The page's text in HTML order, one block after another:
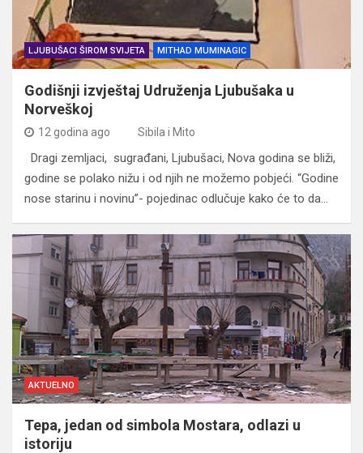
LJUBUŠACI ŠIROM SVIJETA MITHAD MUMINAGIC
Godišnji izvještaj Udruženja Ljubušaka u
Norveškoj
12 godina ago Sibila i Mito
Dragi zemljaci, sugrađani, Ljubušaci, Nova godina se bliži,
godine se polako nižu i od njih ne možemo pobjeći. “Godine
nose starinu i novinu”- pojedinac odlučuje kako će to da…
AKTUELNO
Tepa, jedan od simbola Mostara, odlazi u
istoriju